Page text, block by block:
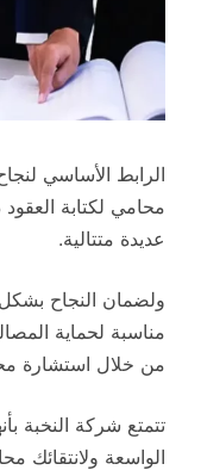
الرابط الأساسي
محامي لكتابة
عديدة متتالية.
ولضمان النجاح
مناسبة لحماية
من خلال استشارة
تتمتع شركة النخبة
الواسعة ولانتقائك